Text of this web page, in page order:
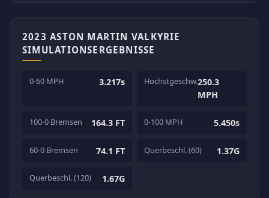
2023 ASTON MARTIN VALKYRIE
SIMULATIONSERGEBNISSE
0-60 MPH 3.217s Höchstgeschw.250.3
MPH
100-0 Bremsen 164.3 FT 0-100 MPH 5.450s
60-0 Bremsen 74.1 FT Querbeschl. (60) 1.37G
Querbeschl. (120) 1.67G